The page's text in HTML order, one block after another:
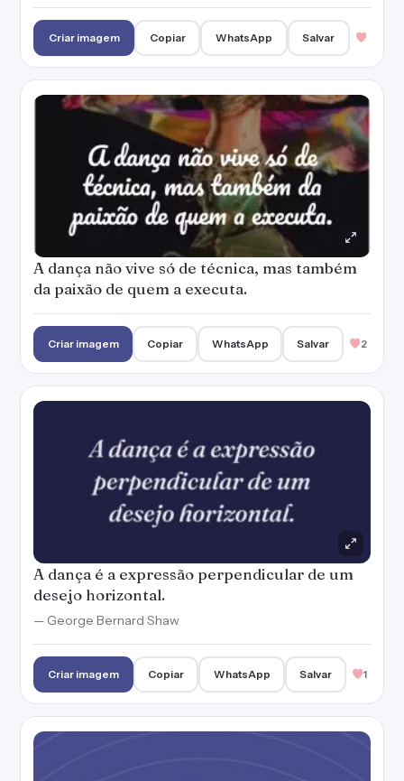
Criar imagem Copiar WhatsApp Salvar
A dança não vive só de técnica, mas também
da paixão de quem a executa.
Criar imagem Copiar WhatsApp Salvar 2
A dança é a expressão perpendicular de um
desejo horizontal.
— George Bernard Shaw
Criar imagem Copiar WhatsApp Salvar 1